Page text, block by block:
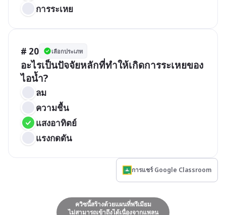
การระเหย
# 20 เลือกประเภท
อะไรเป็นปัจจัยหลักที่ทำให้เกิดการระเหยของ
ไอน้ำ?
ลม
ความชื้น
แสงอาทิตย์
แรงกดดัน
การแชร์ Google Classroom
ควิซนี้สร้างด้วยแผนที่พรีเมียม
ไม่สามารถเข้าถึงได้เนื่องจากแพลน